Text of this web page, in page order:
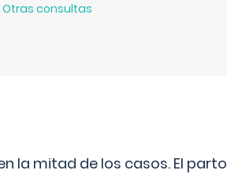
Otras consultas
la mitad de los casos. El parto